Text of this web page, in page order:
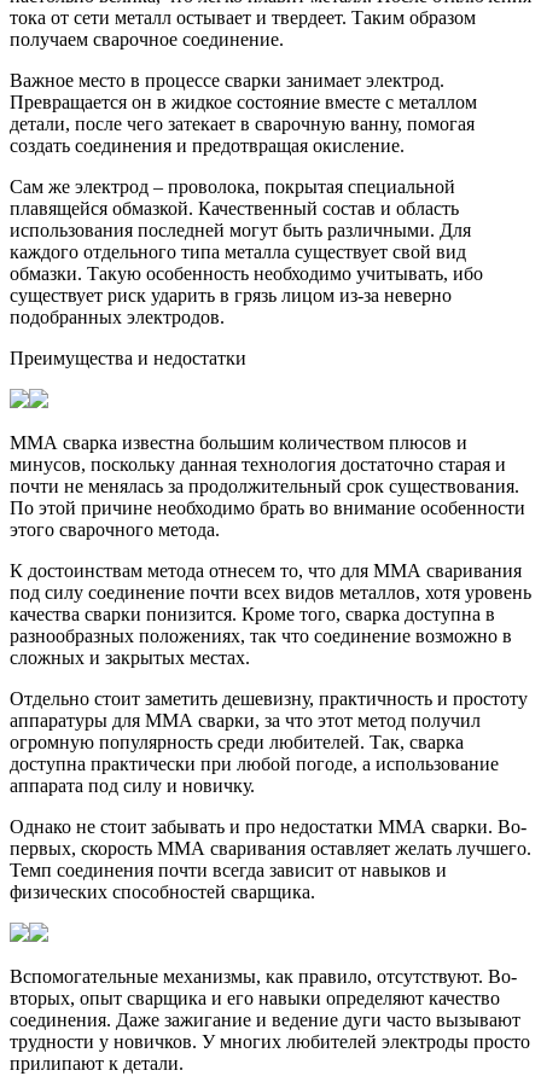
тока от сети металл остывает и твердеет. Таким образом
получаем сварочное соединение.
Важное место в процессе сварки занимает электрод.
Превращается он в жидкое состояние вместе с металлом
детали, после чего затекает в сварочную ванну, помогая
создать соединения и предотвращая окисление.
Сам же электрод – проволока, покрытая специальной
плавящейся обмазкой. Качественный состав и область
использования последней могут быть различными. Для
каждого отдельного типа металла существует свой вид
обмазки. Такую особенность необходимо учитывать, ибо
существует риск ударить в грязь лицом из-за неверно
подобранных электродов.
Преимущества и недостатки
ММА сварка известна большим количеством плюсов и
минусов, поскольку данная технология достаточно старая и
почти не менялась за продолжительный срок существования.
По этой причине необходимо брать во внимание особенности
этого сварочного метода.
К достоинствам метода отнесем то, что для ММА сваривания
под силу соединение почти всех видов металлов, хотя уровень
качества сварки понизится. Кроме того, сварка доступна в
разнообразных положениях, так что соединение возможно в
сложных и закрытых местах.
Отдельно стоит заметить дешевизну, практичность и простоту
аппаратуры для ММА сварки, за что этот метод получил
огромную популярность среди любителей. Так, сварка
доступна практически при любой погоде, а использование
аппарата под силу и новичку.
Однако не стоит забывать и про недостатки ММА сварки. Во-
первых, скорость ММА сваривания оставляет желать лучшего.
Темп соединения почти всегда зависит от навыков и
физических способностей сварщика.
Вспомогательные механизмы, как правило, отсутствуют. Во-
вторых, опыт сварщика и его навыки определяют качество
соединения. Даже зажигание и ведение дуги часто вызывают
трудности у новичков. У многих любителей электроды просто
прилипают к детали.